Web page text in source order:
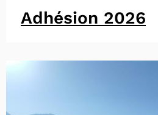
Adhésion 2026